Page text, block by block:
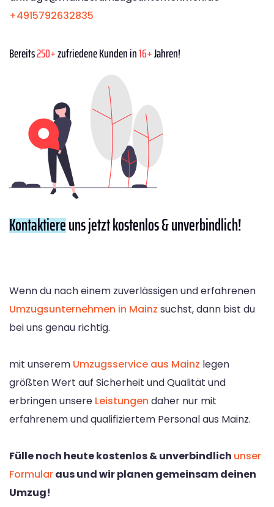
+4915792632835
Bereits250+zufriedene Kunden in16+Jahren!
Kontaktiereuns jetzt kostenlos & unverbindlich!
Wenn du nach einem zuverlässigen und erfahrenen
Umzugsunternehmen in Mainz suchst, dann bist du
bei uns genau richtig.
mit unserem Umzugsservice aus Mainz legen
größten Wert auf Sicherheit und Qualität und
erbringen unsere Leistungen daher nur mit
erfahrenem und qualifiziertem Personal aus Mainz.
Fülle noch heute kostenlos & unverbindlich unser
Formularaus und wir planen gemeinsam deinen
Umzug!